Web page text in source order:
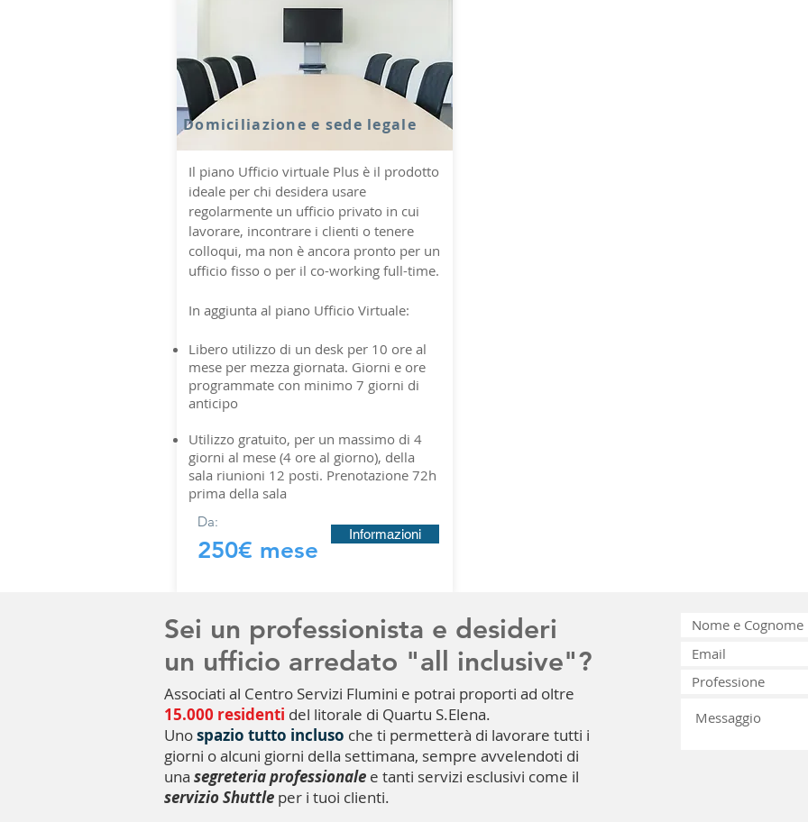
Domiciliazione e sede legale
Il piano Ufficio virtuale Plus è il prodotto
ideale per chi desidera usare
regolarmente un ufficio privato in cui
lavorare, incontrare i clienti o tenere
colloqui, ma non è ancora pronto per un
ufficio fisso o per il co-working full-time.
In aggiunta al piano Ufficio Virtuale:
Libero utilizzo di un desk per 10 ore al
mese per mezza giornata. Giorni e ore
programmate con minimo 7 giorni di
anticipo
Utilizzo gratuito, per un massimo di 4
giorni al mese (4 ore al giorno), della
sala riunioni 12 posti. Prenotazione 72h
prima della sala
Da:
250€ mese
Informazioni
Sei un professionista e desideri
un ufficio arredato "all inclusive"?
Associati al Centro Servizi Flumini e potrai proporti ad oltre
15.000 residenti del litorale di Quartu S.Elena.
Unospazio tutto incluso che ti permetterà di lavorare tutti i
giorni o alcuni giorni della settimana, sempre avvelendoti di
una segreteria professionale e tanti servizi esclusivi come il
servizio Shuttle per i tuoi clienti.